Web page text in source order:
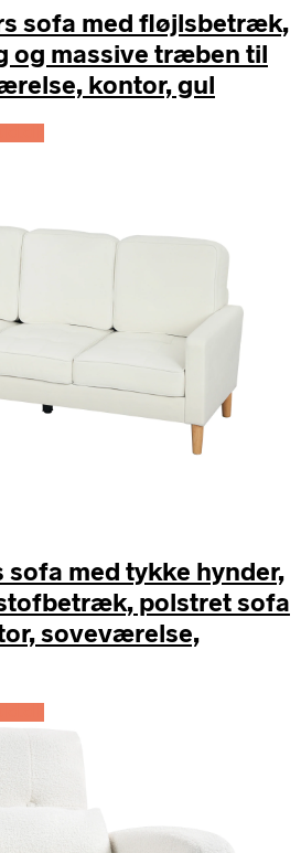
sofa med fløjlsbetræk,
og massive træben til
kontor, gul
sofa med tykke hynder,
polstret sofa
soveværelse,